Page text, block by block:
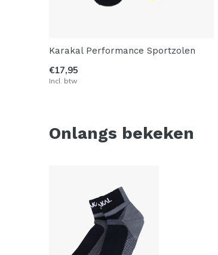
Karakal Performance Sportzolen
€17,95
Incl. btw
Onlangs bekeken